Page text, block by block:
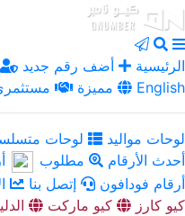
الرئيسية أضف رقم جديد
مميزة
English
لوحات مواليد لوحات
أحدث الأرقام
مطلوب
أرقام فودافون
إتصل بنا
كيو كارز
كيو ماركت